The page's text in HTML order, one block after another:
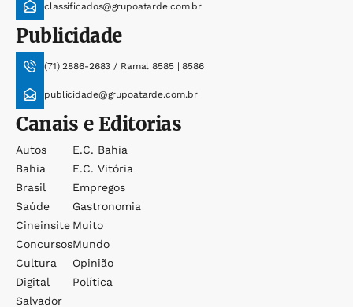
classificados@grupoatarde.com.br
Publicidade
(71) 2886-2683 / Ramal 8585 | 8586
publicidade@grupoatarde.com.br
Canais e Editorias
Autos
Bahia
Brasil
Saúde
Cineinsite
Concursos
Cultura
Digital
Salvador
E.c. Bahia
E.c. Vitória
Empregos
Gastronomia
Muito
Mundo
Opinião
Política